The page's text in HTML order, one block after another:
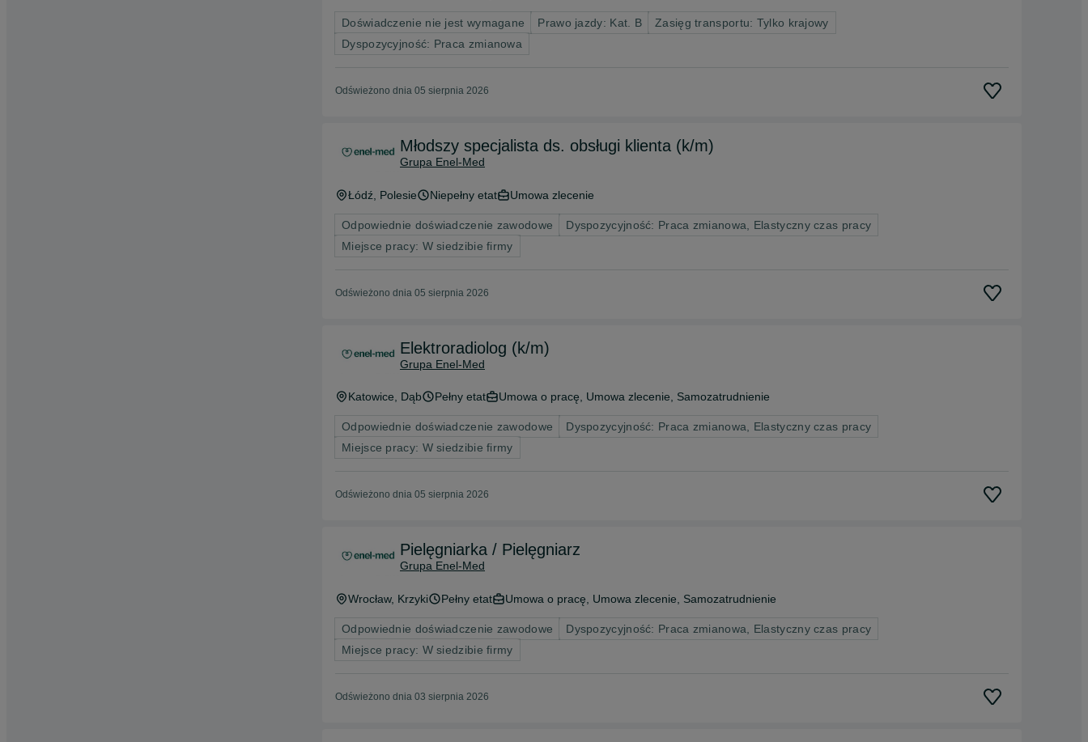
Doświadczenie nie jest wymagane Prawo jazdy: Kat. B
Zasięg transportu: Tylko krajowy
Dyspozycyjność: Praca zmianowa
Odświeżono dnia 05 sierpnia 2026
Młodszy specjalista ds. obsługi klienta (k/m)
Grupa Enel-Med
Łódź , Polesie Niepełny etat Umowa zlecenie
Odpowiednie doświadczenie zawodowe
Dyspozycyjność: Praca zmianowa, Elastyczny czas pracy
Miejsce pracy: W siedzibie firmy
Odświeżono dnia 05 sierpnia 2026
Elektroradiolog (k/m)
Grupa Enel-Med
Katowice, Dąb Pełny etat Umowa o pracę, Umowa zlecenie, Samozatrudnienie
Odpowiednie doświadczenie zawodowe
Dyspozycyjność: Praca zmianowa, Elastyczny czas pracy
Miejsce pracy: W siedzibie firmy
Odświeżono dnia 05 sierpnia 2026
Pielęgniarka / Pielęgniarz
Grupa Enel-Med
Wrocław, Krzyki Pełny etat Umowa o pracę, Umowa zlecenie, Samozatrudnienie
Odpowiednie doświadczenie zawodowe
Dyspozycyjność: Praca zmianowa, Elastyczny czas pracy
Miejsce pracy: W siedzibie firmy
Odświeżono dnia 03 sierpnia 2026